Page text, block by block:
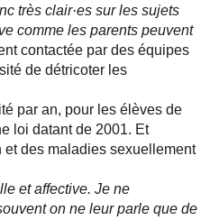
très clair·es sur les sujets
comme les parents peuvent
contactée par des équipes
de détricoter les
par an, pour les élèves de
loi datant de 2001. Et
et des maladies sexuellement
et affective. Je ne
on ne leur parle que de